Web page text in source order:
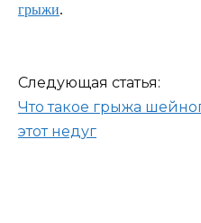
грыжи.
Следующая статья:
Что такое грыжа
этот недуг